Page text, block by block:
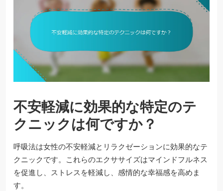
不安軽減に効果的な特定のテ
クニックは何ですか？
呼吸法は女性の不安軽減とリラクゼーションに効果的なテ
クニックです。これらのエクササイズはマインドフルネス
を促進し、ストレスを軽減し、感情的な幸福感を高めま
す。